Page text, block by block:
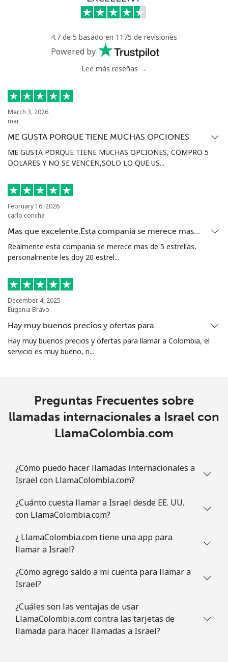
⁦1.6¢⁩ 312 min por ⁦$5⁩
Línea fija ⁦58.9¢⁩
Celular
4.7 de 5 basado en 1175 de revisiones
Powered by
Lee más reseñas →
March 3, 2026
mar
ME GUSTA PORQUE TIENE MUCHAS OPCIONES
ME GUSTA PORQUE TIENE MUCHAS OPCIONES, COMPRO 5
DOLARES Y NO SE VENCEN,SOLO LO QUE US...
February 16, 2026
carlo concha
Mas que excelente.Esta compania se merece mas…
Realmente esta compania se merece mas de 5 estrellas,
personalmente les doy 20 estrel...
December 4, 2025
Eugenia Bravo
Hay muy buenos precios y ofertas para…
Hay muy buenos precios y ofertas para llamar a Colombia, el
servicio es muy bueno, n...
Preguntas Frecuentes sobre
llamadas internacionales a Israel con
LlamaColombia.com
¿Cómo puedo hacer llamadas internacionales a
Israel con LlamaColombia.com?
¿Cuánto cuesta llamar a Israel desde EE. UU.
con LlamaColombia.com?
¿ LlamaColombia.com tiene una app para
llamar a Israel?
¿Cómo agrego saldo a mi cuenta para llamar a
Israel?
¿Cuáles son las ventajas de usar
LlamaColombia.com contra las tarjetas de
llamada para hacer llamadas a Israel?